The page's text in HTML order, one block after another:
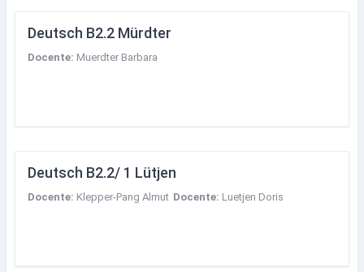
Deutsch B2.2 Mürdter
Docente: Muerdter Barbara
Deutsch B2.2/ 1 Lütjen
Docente: Klepper-Pang Almut Docente: Luetjen Doris